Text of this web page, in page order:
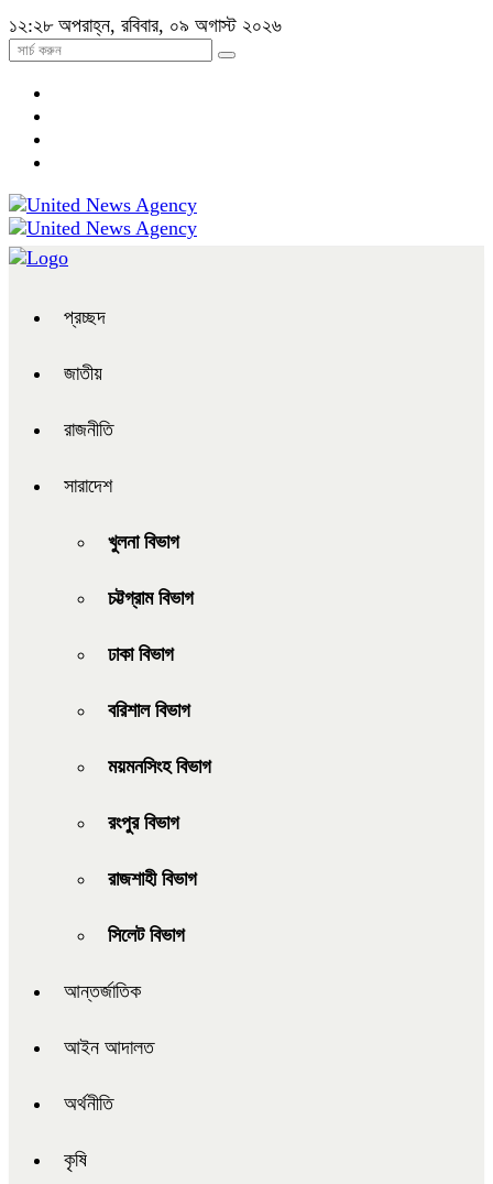
১২:২৮ অপরাহ্ন, রবিবার, ০৯ অগাস্ট ২০২৬
প্রচ্ছদ
জাতীয়
রাজনীতি
সারাদেশ
খুলনা বিভাগ
চট্টগ্রাম বিভাগ
ঢাকা বিভাগ
বরিশাল বিভাগ
ময়মনসিংহ বিভাগ
রংপুর বিভাগ
রাজশাহী বিভাগ
সিলেট বিভাগ
আন্তর্জাতিক
আইন আদালত
অর্থনীতি
কৃষি